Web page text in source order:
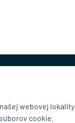
webovej lokality
cookie.